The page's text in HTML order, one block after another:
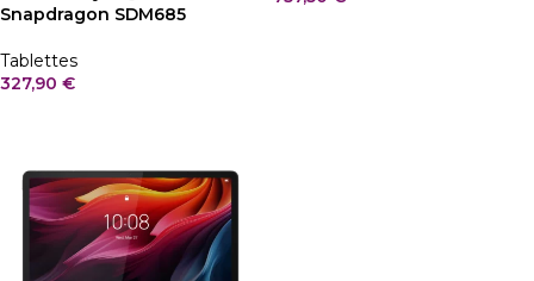
Snapdragon SDM685
Tablettes
327,90 €